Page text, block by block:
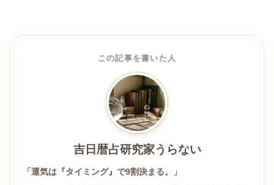
この記事を書いた人
吉日暦占研究家うらない
「運気は『タイミング』で9割決まる。」